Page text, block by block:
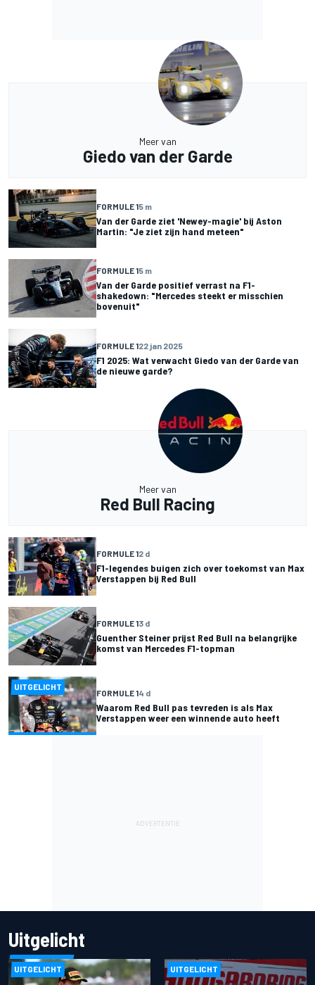
Meer van
Giedo van der Garde
FORMULE 15 m
Van der Garde ziet 'Newey-magie' bij Aston
Martin: "Je ziet zijn hand meteen"
FORMULE 15 m
Van der Garde positief verrast na F1-
shakedown: "Mercedes steekt er misschien
bovenuit"
FORMULE 122 jan 2025
F1 2025: Wat verwacht Giedo van der Garde van
de nieuwe garde?
Meer van
Red Bull Racing
FORMULE 12 d
F1-legendes buigen zich over toekomst van Max
Verstappen bij Red Bull
FORMULE 13 d
Guenther Steiner prijst Red Bull na belangrijke
komst van Mercedes F1-topman
UITGELICHT
FORMULE 14 d
Waarom Red Bull pas tevreden is als Max
Verstappen weer een winnende auto heeft
Uitgelicht
UITGELICHT UITGELICHT